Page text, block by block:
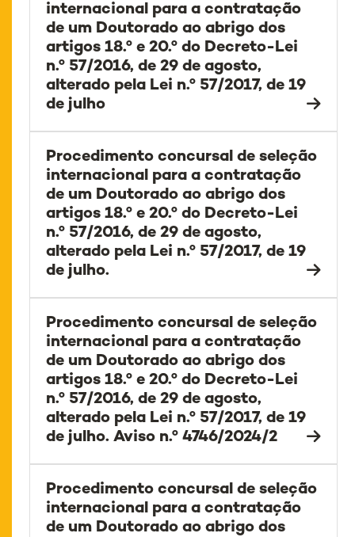
internacional para a contratação
de um Doutorado ao abrigo dos
artigos 18.º e 20.º do Decreto-Lei
n.º 57/2016, de 29 de agosto,
alterado pela Lei n.º 57/2017, de 19
de julho
Procedimento concursal de seleção
internacional para a contratação
de um Doutorado ao abrigo dos
artigos 18.º e 20.º do Decreto-Lei
n.º 57/2016, de 29 de agosto,
alterado pela Lei n.º 57/2017, de 19
de julho.
Procedimento concursal de seleção
internacional para a contratação
de um Doutorado ao abrigo dos
artigos 18.º e 20.º do Decreto-Lei
n.º 57/2016, de 29 de agosto,
alterado pela Lei n.º 57/2017, de 19
de julho. Aviso n.º 4746/2024/2
Procedimento concursal de seleção
internacional para a contratação
de um Doutorado ao abrigo dos